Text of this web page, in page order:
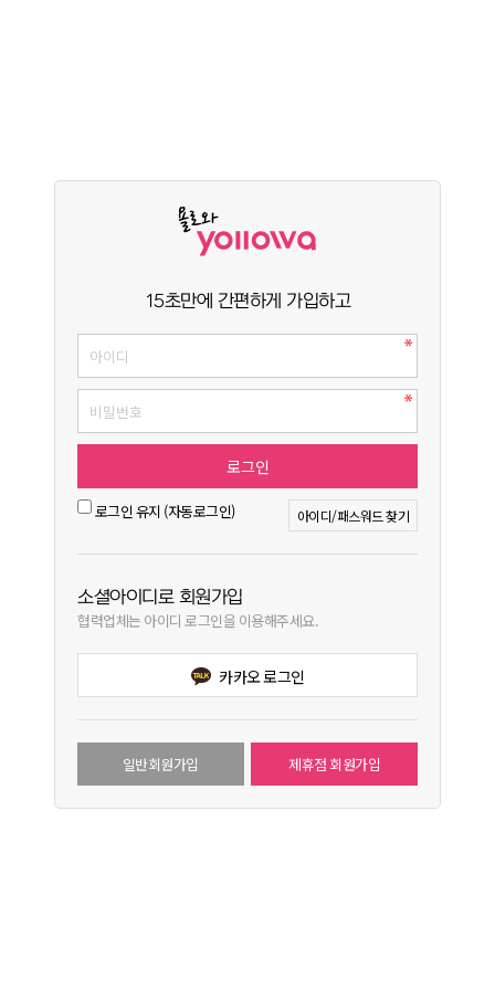
15초만에 간편하게 가입하고
로그인 유지 (자동로그인) 아이디/패스워드 찾기
소셜아이디로 회원가입
협력업체는 아이디 로그인을 이용해주세요.
카카오 로그인
일반회원가입 제휴점 회원가입